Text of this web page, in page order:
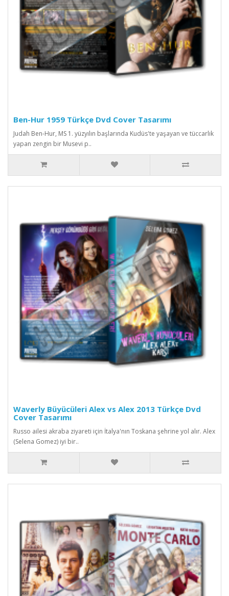
Ben-Hur 1959 Türkçe Dvd Cover Tasarımı
Judah Ben-Hur, MS 1. yüzyılın başlarında Kudüs'te yaşayan ve tüccarlık
yapan zengin bir Musevi p..
Waverly Büyücüleri Alex vs Alex 2013 Türkçe Dvd
Cover Tasarımı
Russo ailesi akraba ziyareti için İtalya'nın Toskana şehrine yol alır. Alex
(Selena Gomez) iyi bir..